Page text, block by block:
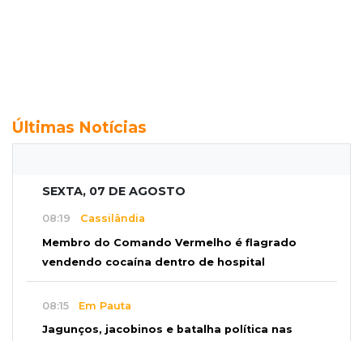
Últimas Notícias
SEXTA, 07 DE AGOSTO
08:19 Cassilândia
Membro do Comando Vermelho é flagrado
vendendo cocaína dentro de hospital
08:15 Em Pauta
Jagunços, jacobinos e batalha política nas